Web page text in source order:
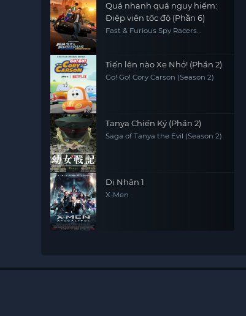
Quá nhanh quá nguy hiểm:
Điệp viên tốc độ (Phần 6)
Fast & Furious Spy Racers
Tiến lên nào Xe Nhỏ! (Phần 2)
Go! Go! Cory Carson (Season 2)
Tanya Chiến Ký (Phần 2)
Saga of Tanya the Evil (Season 2)
Dị Nhân 1
X-Men